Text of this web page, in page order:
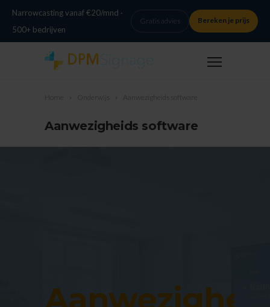
Narrowcasting vanaf €20/mnd ·
500+ bedrijven
Gratis advies Bereken je prijs
Home Onderwijs Aanwezigheids software
Aanwezigheids software